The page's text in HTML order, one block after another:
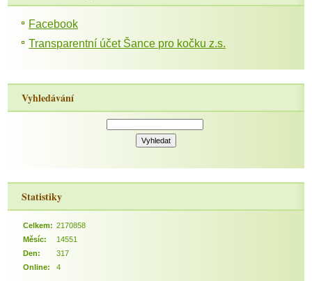
Facebook
Transparentní účet Šance pro kočku z.s.
Vyhledávání
Statistiky
Online: 4
Celkem: 2170858
Měsíc:
14551
Den:
317